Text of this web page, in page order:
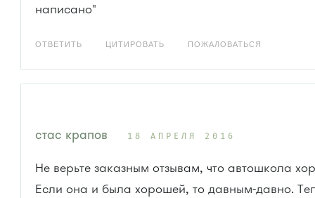
написано"
ОТВЕТИТЬ ЦИТИРОВАТЬ ПОЖАЛОВАТЬСЯ
стас крапов 18 АПРЕЛЯ 2016
Не верьте заказным отзывам, что автошкола
Если она и была хорошей, то давным-давно.